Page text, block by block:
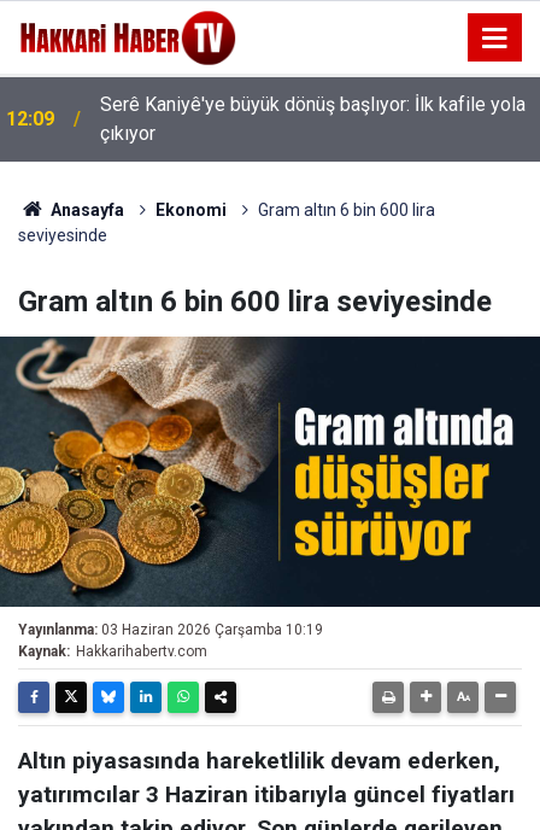
12:09
Serê Kaniyê'ye büyük dönüş başlıyor: İlk kafile yola
çıkıyor
AK Parti Hakkâri Teşkilatı Esendere'de kadınlarla
buluştu
Anasayfa Ekonomi
Gram altın 6 bin 600 lira
seviyesinde
Gram altın 6 bin 600 lira seviyesinde
Yayınlanma: 03 Haziran 2026 Çarşamba 10:19
Kaynak: Hakkarihabertv.com
Altın piyasasında hareketlilik devam ederken,
yatırımcılar 3 Haziran itibarıyla güncel fiyatları